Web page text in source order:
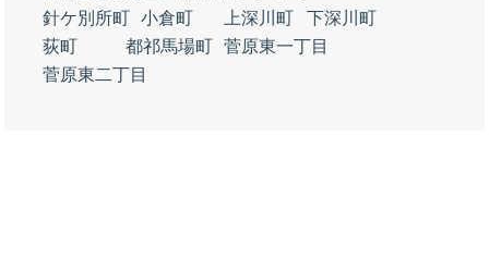
針ケ別所町 小倉町 上深川町
下深川町
荻町
都祁馬場町 菅原東一丁目
菅原東二丁目